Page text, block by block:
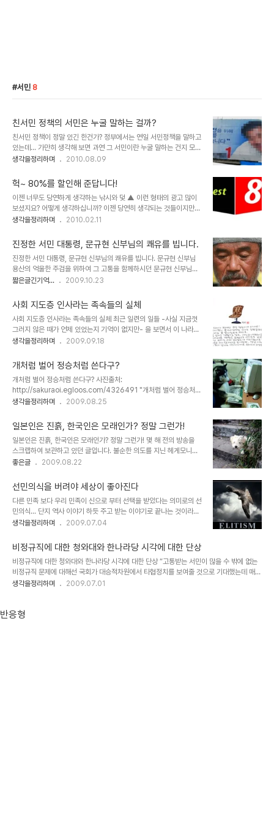
서민 8
친서민 정책의 서민은 누굴 말하는 걸까?
친서민 정책이 정말 있긴 한건가? 정부에서는 연일 서민정책을 말하고
있는데... 가만히 생각해 보면 과연 그 서민이란 누굴 말하는 건지 모르
겠습니다. 게다가 친서민정책을 구현한다며 개각을 단행했다고 하는
사실은 아이러니하기만 합니다. 또한 친서민정책이라고 말하는 것 역
시 그 서민을 위한 정책의 구체적인 내역이 무엇인지 도통 알수가 없다
는 점입니다. -말하라면 꿰어 맞춘 제목들을 줄줄이 읊어대긴 하겠지
만 그 중에 제대로 된 정책이 있을까 말이죠- 말만 가져다 붙이면 서민
정책이고 힘있는 누가 나서서 "돈 많은 너가 좀 풀어"라고 호통 치는
기들 입맛대로 많이 바뀌다 보..
생각을정리하며 2010.08.09
헉~ 80%를 할인해 준답니다!
이젠 너무도 당연하게 생각하는 낚시와 덫 ▲ 이런 형태의 광고 많이
보셨지요? 어떻게 생각하십니까? 이젠 당연히 생각되는 것들이지만
조금 생각하다 보면, 이건 아닌데 하는 것들이 적지 않습니다. 너도 하
들이 다시 잘 생각해 보면 결국 세상을 더럽히는 일이라는 것을 알게
됩니다. 그렇게 우리 모두가 당연하다고 생각하여 하고 있으니... 그건
문제가 아니라고 생각하게 됨으로써, 올바름에 대한 판단의 무뎌짐은
우리가 우리를 속이는 꼴이 되기도 하니 이 얼마나 웃긴 일인지... 그래
서 일까요? 사람과 사람의 관계 속에서 신뢰의 시작은 눈빛만으로도
약자들의 아픔을 등지고 자..
생각을정리하며 2010.02.11
진정한 서민 대통령, 문규현 신부님의 쾌유를 빕니다.
진정한 서민 대통령, 문규현 신부님의 쾌유를 빕니다. 문규현 신부님
용산의 억울한 주검을 위하여 그 고통을 함께하시던 문규현 신부님께
서 단식투쟁을 하시던 중 의식을 잃고 쓰려지셨습니다. 신앙을 가지고
하는지를 몸소 보여주신 문규현 신부님은 현 시대에 없어서는 안될 진
정한 서민 대통령이십니다. 이러한 분이 있기에 온통 사익을 위해 어지
럽고 지저분해지고 있는 세상이 그나마도 지탱되어지는 보이지 않는
힘이라고 저는 믿습니다. ▲ 사람·생명·평화의 길을 찾아가는 '오체투
지 순례단' 문규현 신부, 수경 스님, 전종훈 신부와 일행들이 지난 5월
울 좋은 자기 PR에 앞선 사이비들로 ..
짧은글긴기억... 2009.10.23
사회 지도층 인사라는 족속들의 실체
사회 지도층 인사라는 족속들의 실체 최근 일련의 일들 -사실 지금껏
그러지 않은 때가 언제 있었는지 기억이 없지만- 을 보면서 이 나라의
사회 지도층이라는 위치에 있는 지체 높은 인물들의 면면을 보면... 이
사회 지도층이라고 하는 인사들에 대해 글을 써야겠다고 생각하고 있
던 차 제가 매일 구독하고 있는 이철수 선생님의 편지를 받아 보고 이
글이 내가 생각하는 것과 너무 같아 더 많은 분들이 보실 수 있도록 옮
겨 적습니다. 막사느라... 2009년 9월 17일자 이철수 선생님의 나뭇
잎 편지 고위 인사가 되려면 무얼 갖추어야 하나요? 신언서판이 좋아
을 알기를 개똥으로 알고,..
생각을정리하며 2009.09.18
개처럼 벌어 정승처럼 쓴다구?
개처럼 벌어 정승처럼 쓴다구? 사진출처:
http://sakuraoi.egloos.com/4326491 "개처럼 벌어 정승처럼
쓴다." 정말 그럴 듯 해 보이는 말입니다. 그렇기 때문에 우리는 이 말
벌어서 정승처럼 쓴다는 말... 이 말은 지금 벌이를 하고 있거나 아니면
벌이를 하겠다는 과정 중에 있음을 의미하는 것일 테고, 더불어서 적어
도 벌이에 관해서는 그 무엇이든 수단과 방법을 가리지 않고 할 수 있
다는 것을 내포하고 있으며, -물론 이 말을 인정하는 이들의 생각과 그
기준이 되는 관점에 따라서 법적, 도덕적을 운운하며... 개처럼 번다는
주장할지도 모르지만,..
생각을정리하며 2009.08.25
일본인은 진흙, 한국인은 모래인가? 정말 그런가!
일본인은 진흙, 한국인은 모래인가? 정말 그런가! 몇 해 전의 방송을
스크랩하여 보관하고 있던 글입니다. 불순한 의도를 지닌 헤게모니에
대하여 명쾌하게 분석하고 비판한 속 시원한 글이라서 조금이라도 많
켜 좋은 날들이 보다 빨리 도래할 수 있도록!!! "깃발만 들면 확 뭉치는
집단의 모습이 미덕인가" '일본인은 진흙, 한국인은 모래'라는 식의 표
현은 유포자들의 정치적 의도를 파악해야 우리가 스스로를 비하하는
말로 자주 사용하는 표현 가운데, “일본인이 진흙이라면, 한국인은 모
래다”라는 말이 있다. 일본인은 단합을 잘하고 서로 조화를 잘 이루지
협력하지 못한다는 자기 비하의..
좋은글 2009.08.22
선민의식을 버려야 세상이 좋아진다
다른 민족 보다 우리 민족이 신으로 부터 선택을 받았다는 의미로의 선
민의식... 단지 역사 이야기 하듯 주고 받는 이야기로 끝나는 것이라면,
아무런 문제가 없을 겁니다. 그러나 지금 그 선민의식은 민족과 나라가
생각을 풀어 놓고자 합니다. 나는 돈과 권력이 있고, 능력이 있으므로,
잘생기고... 그럼으로써 나는 남 보다 위에 있어야 하는 것이고 이것은
당연한 결과다라고. 또한 여기에 자본주의라는 이념을 내세우고 이것
이 진리라는양 그 헤게모니로써 다수의 사람들이 아무런 저항없이 받
아들이도록 둥둥 떠다니는 숱한 알 수 없는 말들과 글들은 제도권의 탄
생각을정리하며 2009.07.04
비정규직에 대한 청와대와 한나라당 시각에 대한 단상
비정규직에 대한 청와대와 한나라당 시각에 대한 단상 “고통받는 서민이 많을 수 밖에 없는
비정규직 문제에 대해선 국회가 대승적차원에서 타협정치를 보여줄 것으로 기대했는데 매우
아쉽다” 이것이 비정규직법 결렬에 대한 청와대의 공식논평이라고 합니다. 또한 한나라당에
고통이 줄어드는 건가요? 강을 살린다고 천문학적인 숫자를 투입하려하면서... 사람에게는
생각을정리하며 2009.07.01
반응형